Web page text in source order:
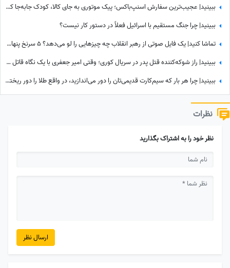
ببینید| عجیب‌ترین سفارش اسنپ‌باکس؛ پیک موتوری به جای کالا، کودک جابه‌جا کرد!
ببینید| چرا جنگ مستقیم با اسرائیل فعلاً در دستور کار نیست؟
تماشا کنید| یک فایل صوتی از رهبر انقلاب چه چیزهایی را لو می‌دهد؟ 5 سرنخ پنهان در یک صدا که چیزی از آن نمی‌دانستید
ببینید| راز شوکه‌کننده قتل پدر در سریال کوری؛ وقتی امیر جعفری با یک نگاه قاتل را گیر انداخت!
ببینید| چرا هر بار که سیم‌کارت قدیمی‌تان را دور می‌اندازید، در واقع طلا را دور ریخته‌اید؟
نظرات
نظر خود را به اشتراک بگذارید
ارسال نظر